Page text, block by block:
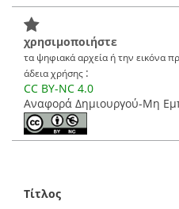
χρησιμοποιήστε
τα ψηφιακά αρχεία ή την εικόνα
άδεια χρήσης :
CC BY-NC 4.0
Αναφορά Δημιουργού-Μη
Τίτλος